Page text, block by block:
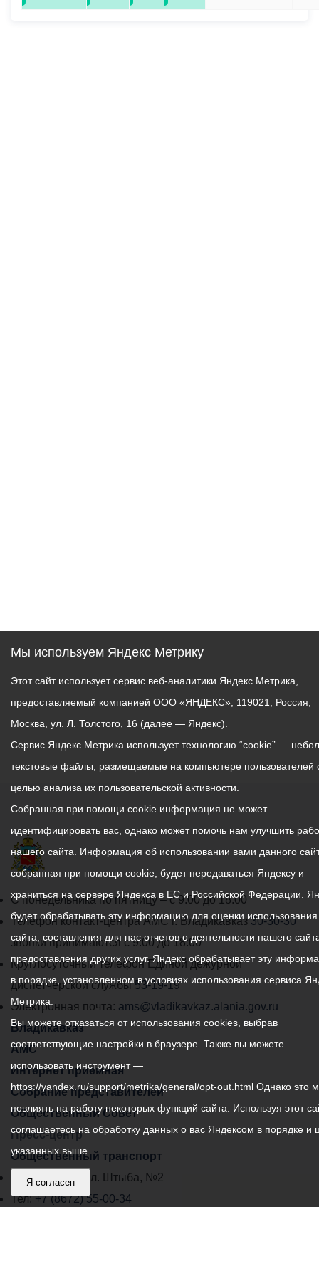
График
работы
администрации
местного
самоуправления
города
Владикавказ:
С понедельника по пятницу – с 9.00 до 18.00
Телефон контакт-центра АМС г. Владикавказ30-30-30
звонки принимаются с 9:00 до 18:00
Круглосуточный телефон Единой дежурной
диспетчерской службы53-19-19
Электронная почта: ams@vladikavkaz.alania.gov.ru
Владикавказ
АМС
Интернет приемная
Собрание представителей
Общественный Совет
Пресс-центр
Общественный транспорт
Владикавказ, пл. Штыба, №2
Тел:+7 (8672) 55-00-34
Мы используем Яндекс Метрику
Этот сайт использует сервис веб-аналитики Яндекс Метрика,
предоставляемый компанией ООО «ЯНДЕКС», 119021, Россия,
Москва, ул. Л. Толстого, 16 (далее — Яндекс).
Сервис Яндекс Метрика использует технологию “cookie” —
текстовые файлы, размещаемые на компьютере пользователей
целью анализа их пользовательской активности.
Собранная при помощи cookie информация не может
идентифицировать вас, однако может помочь нам улучшить
нашего сайта. Информация об использовании вами данного
собранная при помощи cookie, будет передаваться Яндексу и
храниться на сервере Яндекса в ЕС и Российской Федерации.
будет обрабатывать эту информацию для оценки
сайта, составления для нас отчетов о деятельности нашего
предоставления других услуг. Яндекс обрабатывает эту
в порядке, установленном в условиях использования сервиса
Метрика.
Вы можете отказаться от использования cookies, выбрав
соответствующие настройки в браузере. Также вы можете
использовать инструмент —
https://yandex.ru/support/metrika/general/opt-out.html Однако это
повлиять на работу некоторых функций сайта. Используя этот
соглашаетесь на обработку данных о вас Яндексом в порядке и
указанных выше.
Я согласен